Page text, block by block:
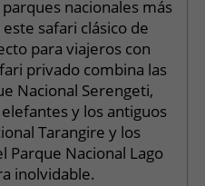
nacionales más
safari clásico de
para viajeros con
privado combina las
Nacional Serengeti,
y los antiguos
Tarangire y los
Parque Nacional Lago
inolvidable.